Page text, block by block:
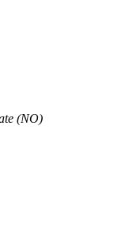
(NO)